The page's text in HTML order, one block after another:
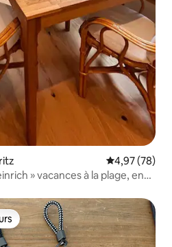
Note
4,97 (78)
» vacances à la plage, en
les plus aimés